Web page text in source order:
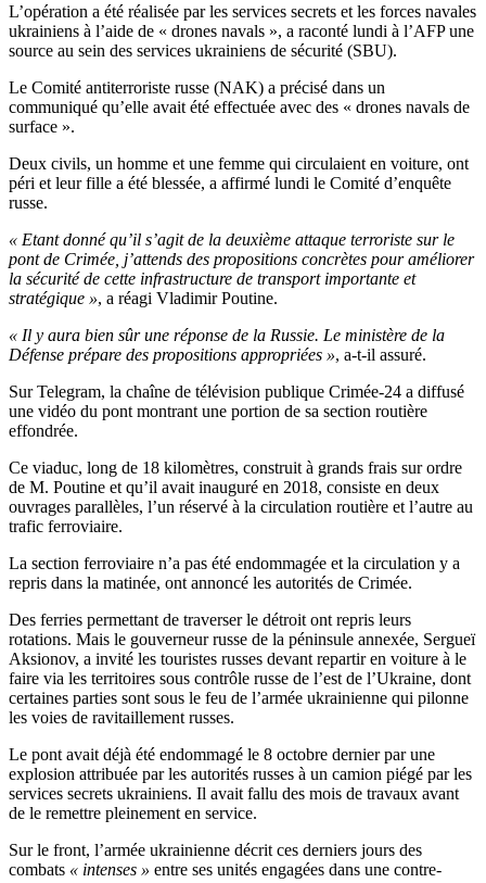
L’opération a été réalisée par les services secrets et les forces navales
ukrainiens à l’aide de « drones navals », a raconté lundi à l’AFP une
source au sein des services ukrainiens de sécurité (SBU).
Le Comité antiterroriste russe (NAK) a précisé dans un
communiqué qu’elle avait été effectuée avec des « drones navals de
surface ».
Deux civils, un homme et une femme qui circulaient en voiture, ont
péri et leur fille a été blessée, a affirmé lundi le Comité d’enquête
russe.
« Etant donné qu’il s’agit de la deuxième attaque terroriste sur le
pont de Crimée, j’attends des propositions concrètes pour améliorer
la sécurité de cette infrastructure de transport importante et
stratégique », a réagi Vladimir Poutine.
« Il y aura bien sûr une réponse de la Russie. Le ministère de la
Défense prépare des propositions appropriées », a-t-il assuré.
Sur Telegram, la chaîne de télévision publique Crimée-24 a diffusé
une vidéo du pont montrant une portion de sa section routière
effondrée.
Ce viaduc, long de 18 kilomètres, construit à grands frais sur ordre
de M. Poutine et qu’il avait inauguré en 2018, consiste en deux
ouvrages parallèles, l’un réservé à la circulation routière et l’autre au
trafic ferroviaire.
La section ferroviaire n’a pas été endommagée et la circulation y a
repris dans la matinée, ont annoncé les autorités de Crimée.
Des ferries permettant de traverser le détroit ont repris leurs
rotations. Mais le gouverneur russe de la péninsule annexée, Sergueï
Aksionov, a invité les touristes russes devant repartir en voiture à le
faire via les territoires sous contrôle russe de l’est de l’Ukraine, dont
certaines parties sont sous le feu de l’armée ukrainienne qui pilonne
les voies de ravitaillement russes.
Le pont avait déjà été endommagé le 8 octobre dernier par une
explosion attribuée par les autorités russes à un camion piégé par les
services secrets ukrainiens. Il avait fallu des mois de travaux avant
de le remettre pleinement en service.
Sur le front, l’armée ukrainienne décrit ces derniers jours des
combats « intenses » entre ses unités engagées dans une contre-